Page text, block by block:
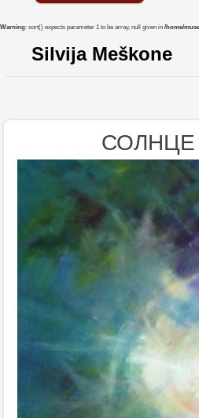
Warning: sort() expects parameter 1 to be array, null given in /home/
Silvija Meškone
СОЛНЦЕ